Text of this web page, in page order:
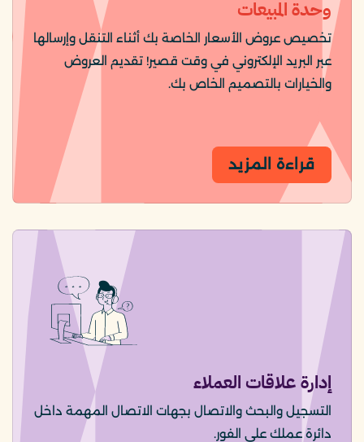
وحدة المبيعات
تخصيص عروض الأسعار الخاصة بك أثناء التنقل وإرسالها
عبر البريد الإلكتروني في وقت قصير! تقديم العروض
والخيارات بالتصميم الخاص بك.
قراءة المزيد
إدارة علاقات العملاء
التسجيل والبحث والاتصال بجهات الاتصال المهمة داخل
دائرة عملك على الفور.